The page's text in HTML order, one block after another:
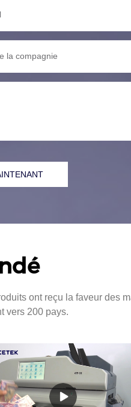
la compagnie
ont reçu la faveur des
vers 200 pays.